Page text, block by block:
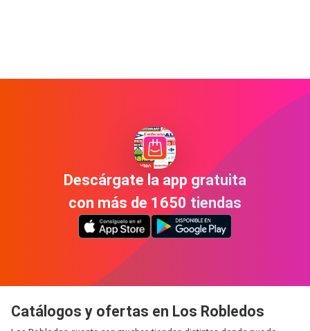
Descárgate la app gratuita
con más de 1650 tiendas
Catálogos y ofertas en Los Robledos